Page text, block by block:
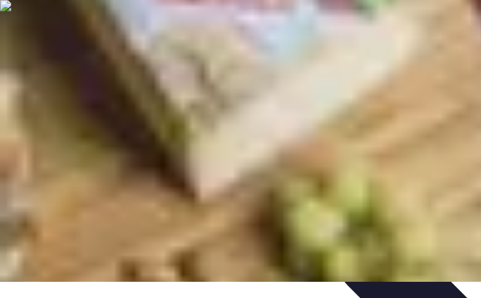
Cuisine Bretonne
Recettes et Traditions Recettes Traditionnelles Accords Mets et Vins